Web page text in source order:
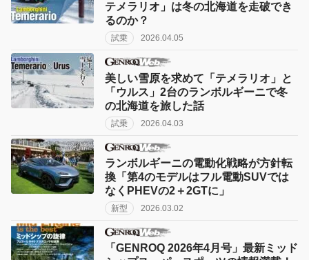
テメラリオ」は冬の北海道を走破でき
るのか？
試乗 2026.04.05
美しい雪原を求めて「テメラリオ」と
「ウルス」2台のランボルギーニで冬
の北海道を旅した話
試乗 2026.04.03
ランボルギーニの電動化戦略が方針転
換「第4のモデルはフル電動SUVでは
なくPHEVの2＋2GTに」
新型 2026.03.02
「GENROQ 2026年4月号」最新ミッド